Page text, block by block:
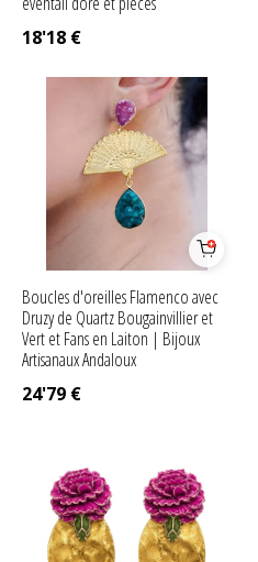
18'18 €
Boucles d'oreilles Flamenco avec
Druzy de Quartz Bougainvillier et
Vert et Fans en Laiton | Bijoux
Artisanaux Andaloux
24'79 €